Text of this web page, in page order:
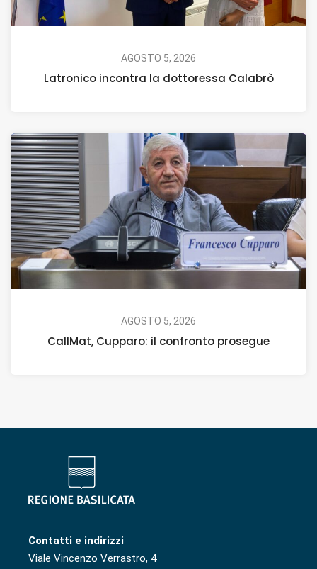
AGOSTO 5, 2026
Latronico incontra la dottoressa Calabrò
AGOSTO 5, 2026
CallMat, Cupparo: il confronto prosegue
Contatti e indirizzi
Viale Vincenzo Verrastro, 4